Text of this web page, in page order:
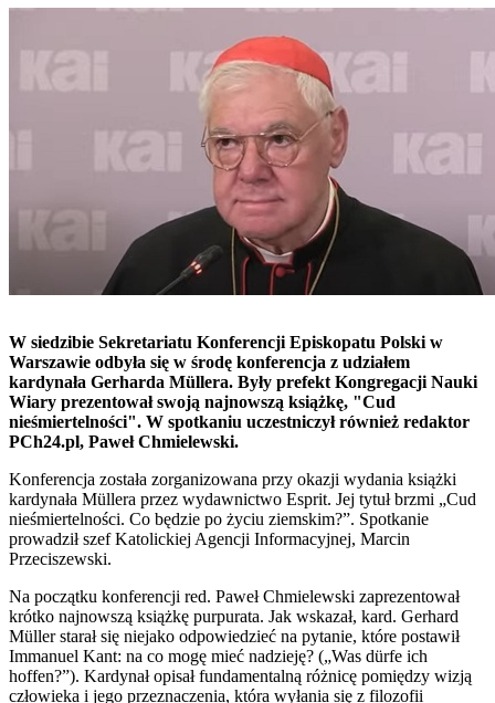
W siedzibie Sekretariatu Konferencji Episkopatu Polski w
Warszawie odbyła się w środę konferencja z udziałem
kardynała Gerharda Müllera. Były prefekt Kongregacji Nauki
Wiary prezentował swoją najnowszą książkę, "Cud
nieśmiertelności". W spotkaniu uczestniczył również redaktor
PCh24.pl, Paweł Chmielewski.
Konferencja została zorganizowana przy okazji wydania książki
kardynała Müllera przez wydawnictwo Esprit. Jej tytuł brzmi „Cud
nieśmiertelności. Co będzie po życiu ziemskim?”. Spotkanie
prowadził szef Katolickiej Agencji Informacyjnej, Marcin
Przeciszewski.
Na początku konferencji red. Paweł Chmielewski zaprezentował
krótko najnowszą książkę purpurata. Jak wskazał, kard. Gerhard
Müller starał się niejako odpowiedzieć na pytanie, które postawił
Immanuel Kant: na co mogę mieć nadzieję? („Was dürfe ich
hoffen?”). Kardynał opisał fundamentalną różnicę pomiędzy wizją
człowieka i jego przeznaczenia, która wyłania się z filozofii